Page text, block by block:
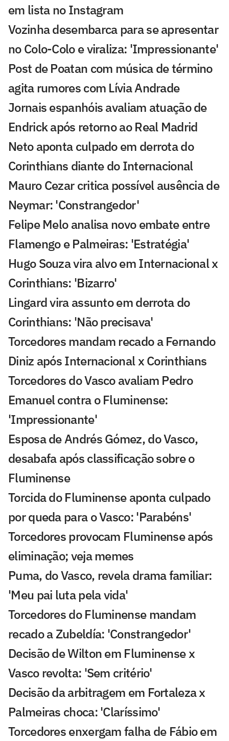
em lista no Instagram
Vozinha desembarca para se apresentar
no Colo-Colo e viraliza: 'Impressionante'
Post de Poatan com música de término
agita rumores com Lívia Andrade
Jornais espanhóis avaliam atuação de
Endrick após retorno ao Real Madrid
Neto aponta culpado em derrota do
Corinthians diante do Internacional
Mauro Cezar critica possível ausência de
Neymar: 'Constrangedor'
Felipe Melo analisa novo embate entre
Flamengo e Palmeiras: 'Estratégia'
Hugo Souza vira alvo em Internacional x
Corinthians: 'Bizarro'
Lingard vira assunto em derrota do
Corinthians: 'Não precisava'
Torcedores mandam recado a Fernando
Diniz após Internacional x Corinthians
Torcedores do Vasco avaliam Pedro
Emanuel contra o Fluminense:
'Impressionante'
Esposa de Andrés Gómez, do Vasco,
desabafa após classificação sobre o
Fluminense
Torcida do Fluminense aponta culpado
por queda para o Vasco: 'Parabéns'
Torcedores provocam Fluminense após
eliminação; veja memes
Puma, do Vasco, revela drama familiar:
'Meu pai luta pela vida'
Torcedores do Fluminense mandam
recado a Zubeldía: 'Constrangedor'
Decisão de Wilton em Fluminense x
Vasco revolta: 'Sem critério'
Decisão da arbitragem em Fortaleza x
Palmeiras choca: 'Claríssimo'
Torcedores enxergam falha de Fábio em